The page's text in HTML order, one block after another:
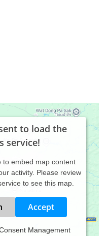
to load the
service!
to embed map content
activity. Please review
to see this map.
Accept
Management